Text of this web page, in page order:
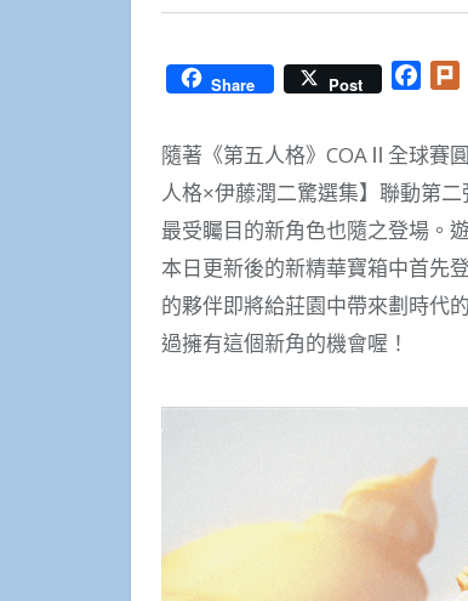
Share Post
隨著《第五人格》COAⅡ全球賽
人格×伊藤潤二驚選集】聯動第
最受矚目的新角色也隨之登場。
本日更新後的新精華寶箱中首先
的夥伴即將給莊園中帶來劃時代
過擁有這個新角的機會喔！